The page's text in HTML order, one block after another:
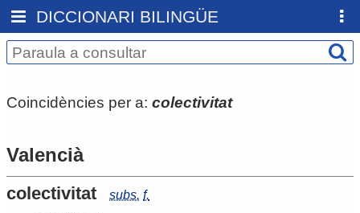
DICCIONARI BILINGÜE
Coincidències per a: colectivitat
Valencià
colectivitat subs. f.